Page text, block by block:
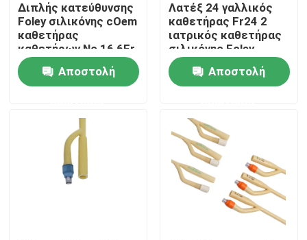
Αρχική Σελίδα
Σχετικά με εμάς
Γύρος εργοστασίων
Διπλής κατεύθυνσης
Foley σιλικόνης cOem
καθετήρας
καθετήρων Νο 16 6Fr
-18Fr
Αποστολή
Λατέξ 24 γαλλικός
καθετήρας Fr24 2
ιατρικός καθετήρας
σιλικόνης Foley
καθετήρων τρόπων
Αποστολή